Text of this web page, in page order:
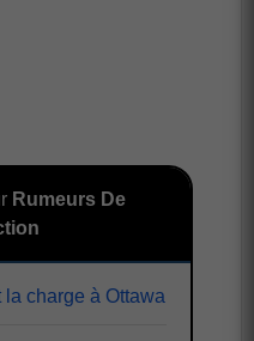
Rumeurs De
la charge à Ottawa